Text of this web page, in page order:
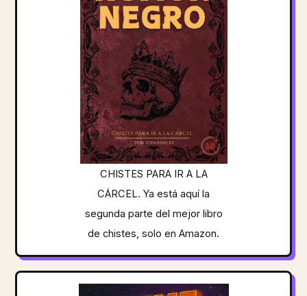
CHISTES PARA IR A LA
CÁRCEL. Ya está aquí la
segunda parte del mejor libro
de chistes, solo en Amazon.